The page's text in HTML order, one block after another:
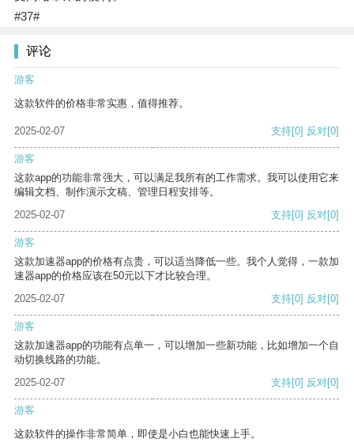
#37#
评论
游客
这款软件的价格非常实惠，值得推荐。
2025-02-07 支持[0] 反对[0]
游客
这款app的功能非常强大，可以满足我所有的工作需求。我可以使用它来
编辑文档、制作演示文稿、管理日程安排等。
2025-02-07
支持[0] 反对[0]
游客
这款加速器app的价格有点贵，可以适当降低一些。我个人觉得，一款加
速器app的价格应该在50元以下才比较合理。
2025-02-07
支持[0] 反对[0]
游客
这款加速器app的功能有点单一，可以增加一些新功能，比如增加一个自
动切换线路的功能。
2025-02-07
支持[0] 反对[0]
游客
这款软件的操作非常简单，即使是小白也能快速上手。